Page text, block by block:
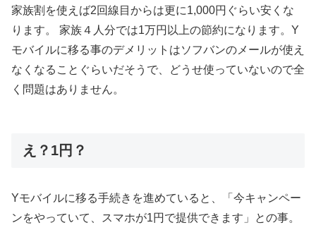
家族割を使えば2回線目からは更に1,000円ぐらい安くな
ります。 家族４人分では1万円以上の節約になります。Y
モバイルに移る事のデメリットはソフバンのメールが使え
なくなることぐらいだそうで、どうせ使っていないので全
く問題はありません。
え？1円？
Yモバイルに移る手続きを進めていると、「今キャンペー
ンをやっていて、スマホが1円で提供できます」との事。